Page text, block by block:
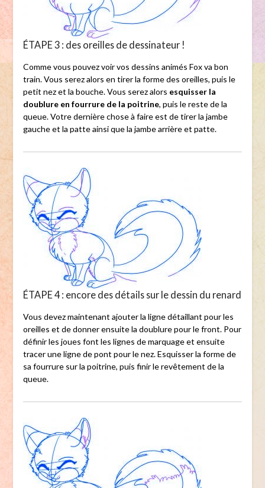
ÉTAPE 3 : des oreilles de dessinateur !
Comme vous pouvez voir vos dessins animés Fox va bon
train. Vous serez alors en tirer la forme des oreilles, puis le
petit nez et la bouche. Vous serez alors esquisser la
doublure en fourrure de la poitrine, puis le reste de la
queue. Votre dernière chose à faire est de tirer la jambe
gauche et la patte ainsi que la jambe arrière et patte.
ÉTAPE 4 : encore des détails sur le dessin du renard
Vous devez maintenant ajouter la ligne détaillant pour les
oreilles et de donner ensuite la doublure pour le front. Pour
définir les joues font les lignes de marquage et ensuite
tracer une ligne de pont pour le nez. Esquisser la forme de
sa fourrure sur la poitrine, puis finir le revêtement de la
queue.